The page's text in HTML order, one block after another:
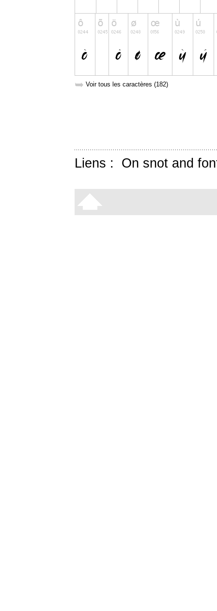
➥ Voir tous les caractères (182)
Liens : On snot and